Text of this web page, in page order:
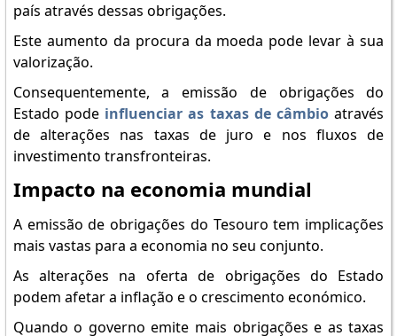
país através dessas obrigações.
Este aumento da procura da moeda pode levar à sua
valorização.
Consequentemente, a emissão de obrigações do
Estado pode influenciar as taxas de câmbio através
de alterações nas taxas de juro e nos fluxos de
investimento transfronteiras.
Impacto na economia mundial
A emissão de obrigações do Tesouro tem implicações
mais vastas para a economia no seu conjunto.
As alterações na oferta de obrigações do Estado
podem afetar a inflação e o crescimento económico.
Quando o governo emite mais obrigações e as taxas